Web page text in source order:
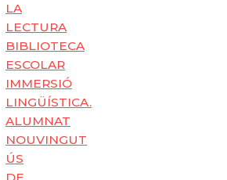
LA
LECTURA
BIBLIOTECA
ESCOLAR
IMMERSIÓ
LINGÜÍSTICA.
ALUMNAT
NOUVINGUT
ÚS